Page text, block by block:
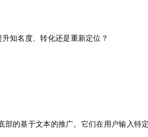
知名度、转化还是重新定位？
的基于文本的推广。它们在用户输入特